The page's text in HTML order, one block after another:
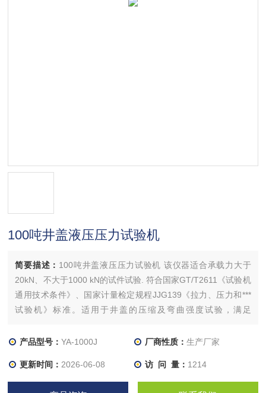
100吨井盖液压压力试验机
简要描述： 100吨井盖液压压力试验机 该仪器适合承载力大于
20kN、不大于1000 kN的试件试验. 符合国家GT/T2611《试验机
通用技术条件》、国家计量检定规程JJG139《拉力、压力和***
试验机》标准。适用于井盖的压缩及弯曲强度试验，满足
脂复合材料检查井盖》和 JC889-2001 《钢纤维混凝土检查井
产品型号：YA-1000J 厂商性质： 生产厂家
更新时间： 2026-06-08 访 问 量： 1214